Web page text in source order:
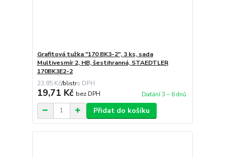
Grafitová tužka "170 BK3-2", 3 ks, sada
Multivesmír 2, HB, šestihranná, STAEDTLER
170BK3E2-2
23,85 Kč/blistr
19,71 Kč bez DPH Dodání 3 – 6 dnů
Přidat do košíku